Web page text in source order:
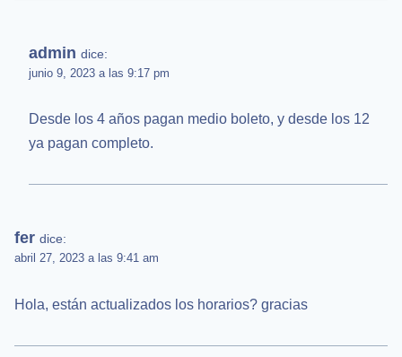
admin dice:
junio 9, 2023 a las 9:17 pm
Desde los 4 años pagan medio boleto, y desde los 12
ya pagan completo.
fer dice:
abril 27, 2023 a las 9:41 am
Hola, están actualizados los horarios? gracias